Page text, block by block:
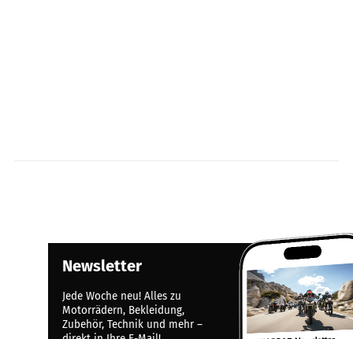
Newsletter
Jede Woche neu! Alles zu
Motorrädern, Bekleidung,
Zubehör, Technik und mehr –